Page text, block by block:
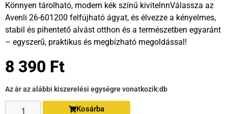
Könnyen tárolható, modern kék színű kivitelnnVálassza az
Avenli 26-601200 felfújható ágyat, és élvezze a kényelmes,
stabil és pihentető alvást otthon és a természetben egyaránt
– egyszerű, praktikus és megbízható megoldással!
8 390 Ft
Az ár az alábbi kiszerelési egységre vonatkozik:db
Kosárba